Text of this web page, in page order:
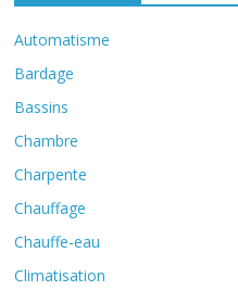
Automatisme
Bardage
Bassins
Chambre
Charpente
Chauffage
Chauffe-eau
Climatisation